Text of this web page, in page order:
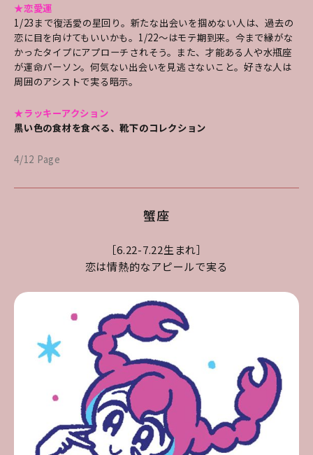
★恋愛運
1/23まで復活愛の星回り。新たな出会いを掴めない人は、過去の
恋に目を向けてもいいかも。1/22～はモテ期到来。今まで縁がな
かったタイプにアプローチされそう。また、才能ある人や水瓶座
が運命パーソン。何気ない出会いを見逃さないこと。好きな人は
周囲のアシストで実る暗示。
★ラッキーアクション
黒い色の食材を食べる、靴下のコレクション
4/12 Page
蟹座
［6.22-7.22生まれ］
恋は情熱的なアピールで実る